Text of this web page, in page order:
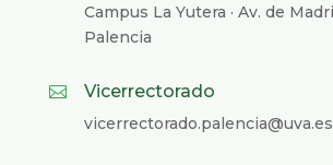
Campus La Yutera · Av. de
Palencia
 Vicerrectorado
vicerrectorado.palencia@uva.es